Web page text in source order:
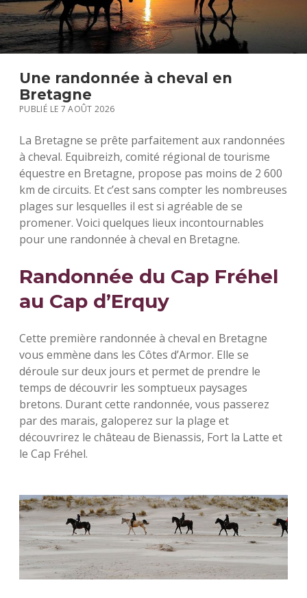
Une randonnée à cheval en
Bretagne
PUBLIÉ LE 7 AOÛT 2026
La Bretagne se prête parfaitement aux randonnées
à cheval. Equibreizh, comité régional de tourisme
équestre en Bretagne, propose pas moins de 2 600
km de circuits. Et c’est sans compter les nombreuses
plages sur lesquelles il est si agréable de se
promener. Voici quelques lieux incontournables
pour une randonnée à cheval en Bretagne.
Randonnée du Cap Fréhel
au Cap d’Erquy
Cette première randonnée à cheval en Bretagne
vous emmène dans les Côtes d’Armor. Elle se
déroule sur deux jours et permet de prendre le
temps de découvrir les somptueux paysages
bretons. Durant cette randonnée, vous passerez
par des marais, galoperez sur la plage et
découvrirez le château de Bienassis, Fort la Latte et
le Cap Fréhel.